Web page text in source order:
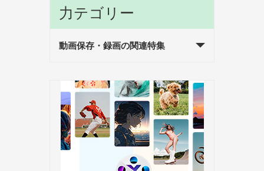
力テゴリー
動画保存・録画の関連特集